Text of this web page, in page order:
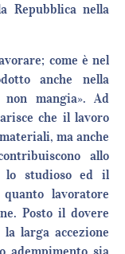
Repubblica nella
come è nel
anche nella
mangia». Ad
che il lavoro
ma anche
allo
lo studioso ed il
lavoratore
Posto il dovere
larga accezione